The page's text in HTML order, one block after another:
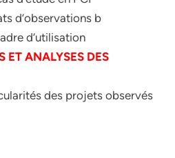
d’observations b
d’utilisation
ET ANALYSES DES
des projets observés